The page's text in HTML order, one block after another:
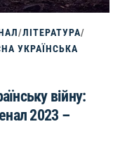
/ЛІТЕРАТУРА/
УКРАЇНСЬКА
війну:
2023 –